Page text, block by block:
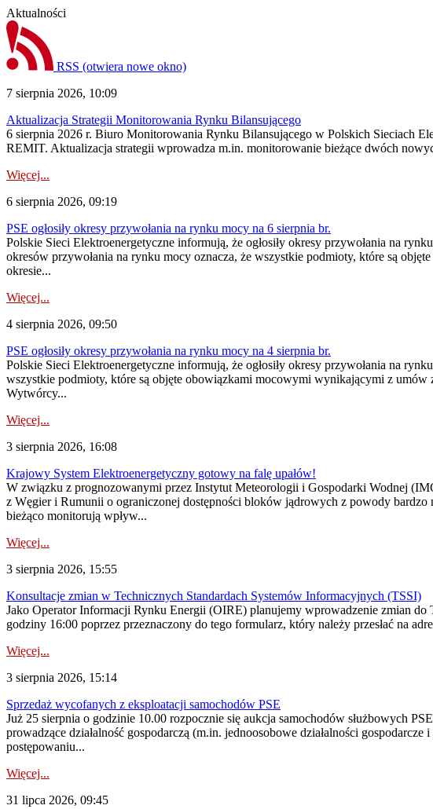
Aktualności
RSS (otwiera nowe okno)
7 sierpnia 2026, 10:09
Aktualizacja Strategii Monitorowania Rynku Bilansującego
6 sierpnia 2026 r. Biuro Monitorowania Rynku Bilansującego w Polskich Sieciach
REMIT. Aktualizacja strategii wprowadza m.in. monitorowanie bieżące dwóch
Więcej...
6 sierpnia 2026, 09:19
PSE ogłosiły okresy przywołania na rynku mocy na 6 sierpnia br.
Polskie Sieci Elektroenergetyczne informują, że ogłosiły okresy przywołania na
okresów przywołania na rynku mocy oznacza, że wszystkie podmioty, które są
okresie...
Więcej...
4 sierpnia 2026, 09:50
PSE ogłosiły okresy przywołania na rynku mocy na 4 sierpnia br.
Polskie Sieci Elektroenergetyczne informują, że ogłosiły okresy przywołania na
wszystkie podmioty, które są objęte obowiązkami mocowymi wynikającymi z
Wytwórcy...
Więcej...
3 sierpnia 2026, 16:08
Krajowy System Elektroenergetyczny gotowy na falę upałów!
W związku z prognozowanymi przez Instytut Meteorologii i Gospodarki Wodnej
z Węgier i Rumunii o ograniczonej dostępności bloków jądrowych z powody
bieżąco monitorują wpływ...
Więcej...
3 sierpnia 2026, 15:55
Konsultacje zmian w Technicznych Standardach Systemów Informacyjnych (TSSI)
Jako Operator Informacji Rynku Energii (OIRE) planujemy wprowadzenie zmian
godziny 16:00 poprzez przeznaczony do tego formularz, który należy przesłać na
Więcej...
3 sierpnia 2026, 15:14
Sprzedaż wycofanych z eksploatacji samochodów PSE
Już 25 sierpnia o godzinie 10.00 rozpocznie się aukcja samochodów służbowych
prowadzące działalność gospodarczą (m.in. jednoosobowe działalności
postępowaniu...
Więcej...
31 lipca 2026, 09:45